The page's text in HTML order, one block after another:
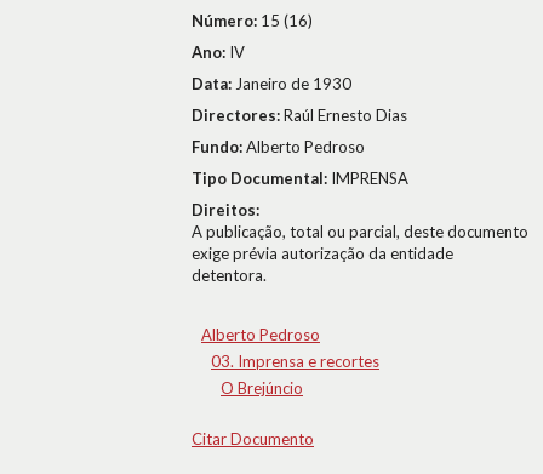
Número: 15 (16)
Ano: IV
Data: Janeiro de 1930
Directores:Raúl Ernesto Dias
Fundo:Alberto Pedroso
Tipo Documental: IMPRENSA
Direitos:
A publicação, total ou parcial, deste documento
exige prévia autorização da entidade
detentora.
Alberto Pedroso
03. Imprensa e recortes
O Brejúncio
Citar Documento